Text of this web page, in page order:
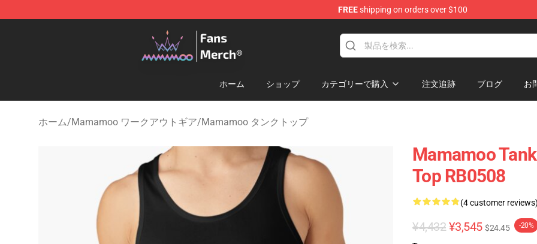
FREEshipping on orders over $100
Mamamoo Store - Official Mamamoo Merchandise Shop
ホーム ショップ カテゴリーで購入 注文追跡 ブログ お
ホーム/Mamamoo ワークアウトギア/Mamamoo タンクトップ
Mamamoo
Top RB0508
(4 customer reviews)
¥4,432 ¥3,545 $24.45 -20%